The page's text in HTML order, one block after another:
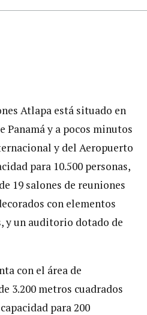
Atlapa está situado en
Panamá y a pocos minutos
y del Aeropuerto
para 10.500 personas,
19 salones de reuniones
con elementos
y un auditorio dotado de
con el área de
3.200 metros cuadrados
para 200